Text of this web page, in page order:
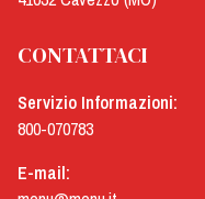
CONTATTACI
Servizio Informazioni:
800-070783
E-mail: